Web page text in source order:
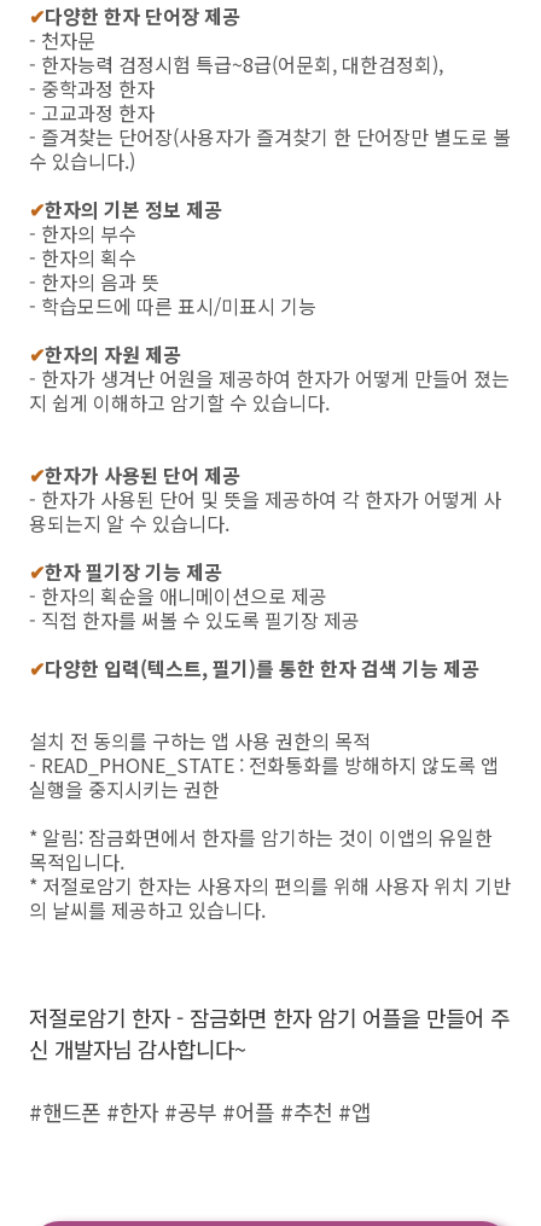
✔다양한 한자 단어장 제공
- 천자문
- 한자능력 검정시험 특급~8급(어문회, 대한검정회),
- 중학과정 한자
- 고교과정 한자
- 즐겨찾는 단어장(사용자가 즐겨찾기 한 단어장만 별도로 볼
수 있습니다.)
✔한자의 기본 정보 제공
- 한자의 부수
- 한자의 획수
- 한자의 음과 뜻
- 학습모드에 따른 표시/미표시 기능
✔한자의 자원 제공
- 한자가 생겨난 어원을 제공하여 한자가 어떻게 만들어 졌는
지 쉽게 이해하고 암기할 수 있습니다.
✔한자가 사용된 단어 제공
- 한자가 사용된 단어 및 뜻을 제공하여 각 한자가 어떻게 사
용되는지 알 수 있습니다.
✔한자 필기장 기능 제공
- 한자의 획순을 애니메이션으로 제공
- 직접 한자를 써볼 수 있도록 필기장 제공
✔다양한 입력(텍스트, 필기)를 통한 한자 검색 기능 제공
설치 전 동의를 구하는 앱 사용 권한의 목적
- READ_PHONE_STATE : 전화통화를 방해하지 않도록 앱
실행을 중지시키는 권한
* 알림: 잠금화면에서 한자를 암기하는 것이 이앱의 유일한
목적입니다.
* 저절로암기 한자는 사용자의 편의를 위해 사용자 위치 기반
의 날씨를 제공하고 있습니다.
저절로암기 한자 - 잠금화면 한자 암기 어플을 만들어 주
신 개발자님 감사합니다~
#핸드폰 #한자 #공부 #어플 #추천 #앱